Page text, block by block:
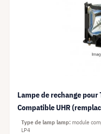
Lampe de rechange pour
Compatible UHR
Type de lamp lamp module
LP4